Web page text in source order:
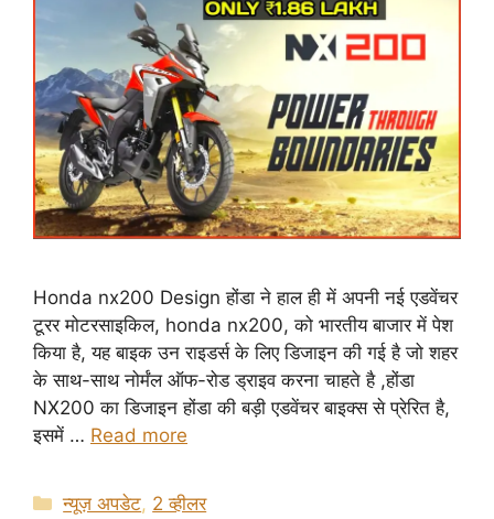
Honda nx200 Design होंडा ने हाल ही में अपनी नई एडवेंचर
टूरर मोटरसाइकिल, honda nx200, को भारतीय बाजार में पेश
किया है, यह बाइक उन राइडर्स के लिए डिजाइन की गई है जो शहर
के साथ-साथ नोर्मंल ऑफ-रोड ड्राइव करना चाहते है ,होंडा
NX200 का डिजाइन होंडा की बड़ी एडवेंचर बाइक्स से प्रेरित है,
इसमें … Read more
Categories
न्यूज़ अपडेट, 2 व्हीलर